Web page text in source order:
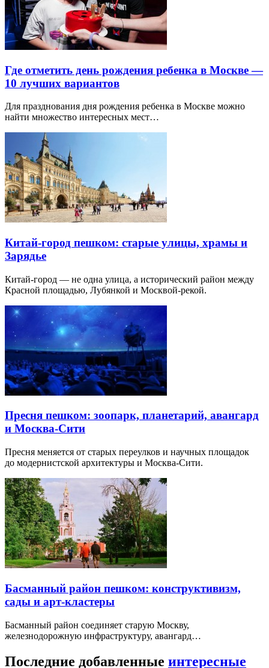
Где отметить день рождения ребенка в Москве —
10 лучших вариантов
Для празднования дня рождения ребенка в Москве можно
найти множество интересных мест…
Китай-город пешком: старые улицы, храмы и
Зарядье
Китай-город — не одна улица, а исторический район между
Красной площадью, Лубянкой и Москвой-рекой.
Пресня пешком: зоопарк, планетарий, авангард
и Москва-Сити
Пресня меняется от старых переулков и научных площадок
до модернистской архитектуры и Москва-Сити.
Басманный район пешком: конструктивизм,
сады и арт-кластеры
Басманный район соединяет старую Москву,
железнодорожную инфраструктуру, авангард…
Последние добавленные интересные